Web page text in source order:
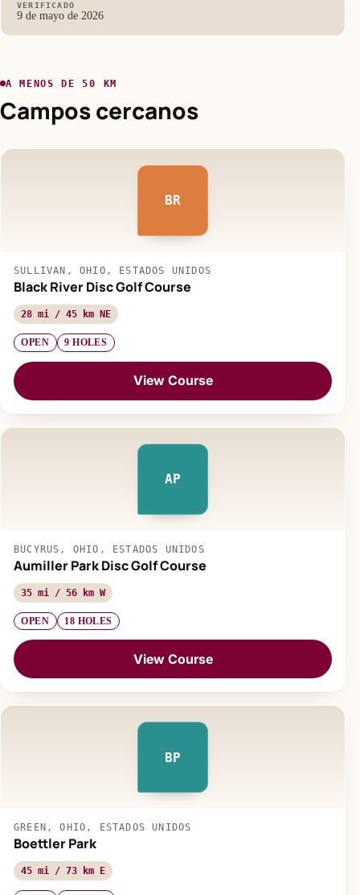
VERIFICADO
9 de mayo de 2026
A MENOS DE 50 KM
Campos cercanos
BR
SULLIVAN, OHIO, ESTADOS UNIDOS
Black River Disc Golf Course
28 mi / 45 km NE
OPEN 9 HOLES
View Course
AP
BUCYRUS, OHIO, ESTADOS UNIDOS
Aumiller Park Disc Golf Course
35 mi / 56 km W
OPEN 18 HOLES
View Course
BP
GREEN, OHIO, ESTADOS UNIDOS
Boettler Park
45 mi / 73 km E